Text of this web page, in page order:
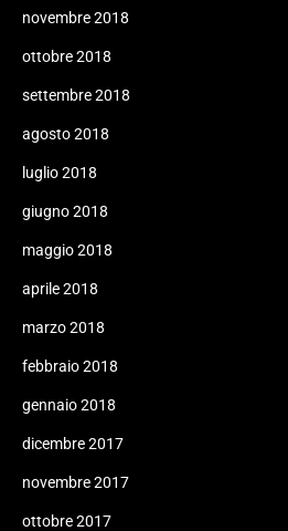
novembre 2018
ottobre 2018
settembre 2018
agosto 2018
luglio 2018
giugno 2018
maggio 2018
aprile 2018
marzo 2018
febbraio 2018
gennaio 2018
dicembre 2017
novembre 2017
ottobre 2017